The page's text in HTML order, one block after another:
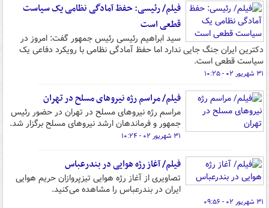
فیلم/ رئیسی: حفظ آمادگی نظامی یک سیاست
قطعی است
سید ابراهیم رئیسی رئیس جمهور گفت: امروز در
دکترین ایران جنگ جایی ندارد اما حفظ آمادگی نظامی با رویکرد دفاعی یک
سیاست قطعی است.
۳۱ شهریور ۰۲ - ۱۰:۲۵
فیلم/ مراسم رژه نیروهای مسلح در تهران
مراسم رژه نیروهای مسلح در تهران در حضور رئیس
جمهور و فرماندهان ارشد نیروهای مسلح برگزار شد.
۳۱ شهریور ۰۲ - ۱۰:۲۴
فیلم/ آغاز رژه هوایی در بندرعباس
تصاویری از آغاز رژه هوایی تیزپروازان حریم هوایی
ایران در بندرعباس را مشاهده می‌کنید.
۳۱ شهریور ۰۲ - ۰۹:۵۶